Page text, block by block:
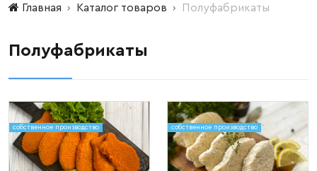
Главная Каталог товаров Полуфабрикаты
Полуфабрикаты
собственное производство собственное производство